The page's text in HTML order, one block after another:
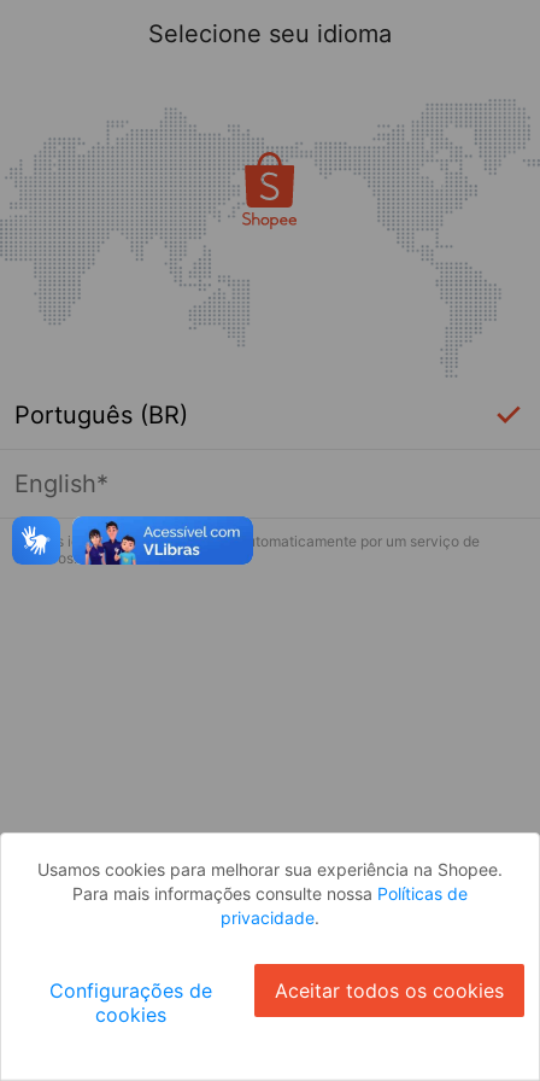
Página indisponível
Desculpe, algo deu errado. Faça login
Selecione seu idioma
Português (BR)
English*
* Esses idiomas serão traduzidos automaticamente por um serviço de
terceiros.
Usamos cookies para melhorar sua experiência na Shopee.
Para mais informações consulte nossa Políticas de
privacidade.
Configurações de
cookies
Aceitar todos os cookies